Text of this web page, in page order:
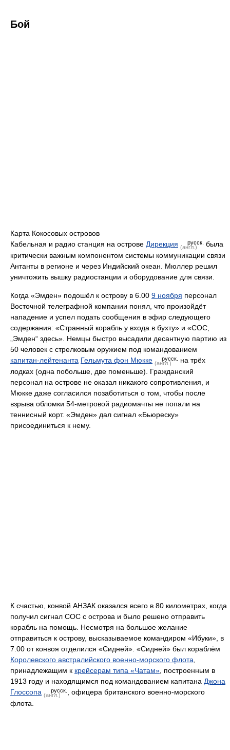
Бой
Карта Кокосовых островов
Кабельная и радио станция на острове Дирекция (англ.)
русск. была
критически важным компонентом системы коммуникации связи
Антанты в регионе и через Индийский океан. Мюллер решил
уничтожить вышку радиостанции и оборудование для связи.
Когда «Эмден» подошёл к острову в 6.00 9 ноября персонал
Восточной телеграфной компании понял, что произойдёт
нападение и успел подать сообщения в эфир следующего
содержания: «Странный корабль у входа в бухту» и «СОС,
„Эмден“ здесь». Немцы быстро высадили десантную партию из
50 человек с стрелковым оружием под командованием
капитан-лейтенанта Гельмута фон Мюкке (англ.)
русск.
на трёх
лодках (одна побольше, две поменьше). Гражданский
персонал на острове не оказал никакого сопротивления, и
Мюкке даже согласился позаботиться о том, чтобы после
взрыва обломки 54-метровой радиомачты не попали на
теннисный корт. «Эмден» дал сигнал «Бьюреску»
присоединиться к нему.
К счастью, конвой АНЗАК оказался всего в 80 километрах, когда
получил сигнал СОС с острова и было решено отправить
корабль на помощь. Несмотря на большое желание
отправиться к острову, высказываемое командиром «Ибуки», в
7.00 от конвоя отделился «Сидней». «Сидней» был кораблём
Королевского австралийского военно-морского флота
принадлежащим к крейсерам типа «Чатам» , построенным в
1913 году и находящимся под командованием капитана Джона
Глоссопа (англ.)
русск.
, офицера британского военно-морского
флота.